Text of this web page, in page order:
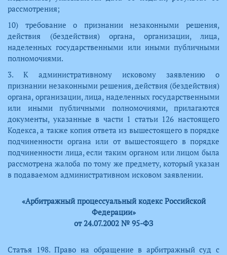
рассмотрения;
10) требование о признании незаконными решения,
действия (бездействия) органа, организации, лица,
наделенных государственными или иными публичными
полномочиями.
3. К административному исковому заявлению о
признании незаконными решения, действия (бездействия)
органа, организации, лица, наделенных государственными
или иными публичными полномочиями, прилагаются
документы, указанные в части 1 статьи 126 настоящего
Кодекса, а также копия ответа из вышестоящего в порядке
подчиненности органа или от вышестоящего в порядке
подчиненности лица, если таким органом или лицом была
рассмотрена жалоба по тому же предмету, который указан
в подаваемом административном исковом заявлении.
«Арбитражный процессуальный кодекс Российской
Федерации»
от 24.07.2002 № 95-ФЗ
Статья 198. Право на обращение в арбитражный суд с